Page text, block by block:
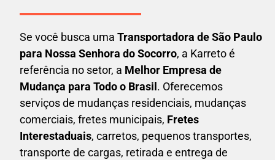
Se você busca uma Transportadora de São Paulo
para Nossa Senhora do Socorro, a Karreto é
referência no setor, a Melhor Empresa de
Mudança para Todo o Brasil . Oferecemos
serviços de mudanças residenciais, mudanças
comerciais, fretes municipais, Fretes
Interestaduais, carretos, pequenos transportes,
transporte de cargas, retirada e entrega de